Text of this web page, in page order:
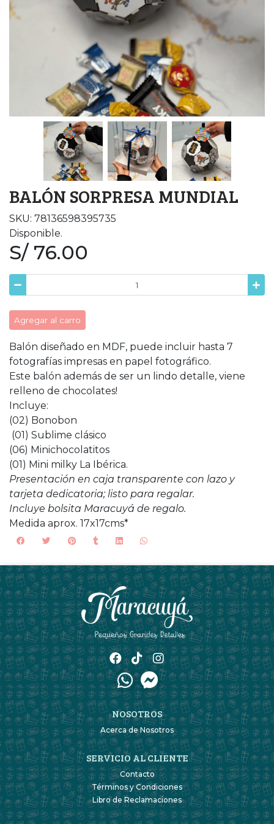
BALÓN SORPRESA MUNDIAL
SKU: 78136598395735
Disponible.
S/ 76.00
Agregar al carro
Balón diseñado en MDF, puede incluir hasta 7
fotografías impresas en papel fotográfico.
Este balón además de ser un lindo detalle, viene
relleno de chocolates!
Incluye:
(02) Bonobon
(01) Sublime clásico
(06) Minichocolatitos
(01) Mini milky La Ibérica.
Presentación en caja transparente con lazo y
tarjeta dedicatoria; listo para regalar.
Incluye bolsita Maracuyá de regalo.
Medida aprox. 17x17cms*
NOSOTROS
Acerca de Nosotros
SERVICIO AL CLIENTE
Contacto
Términos y Condiciones
Libro de Reclamaciones